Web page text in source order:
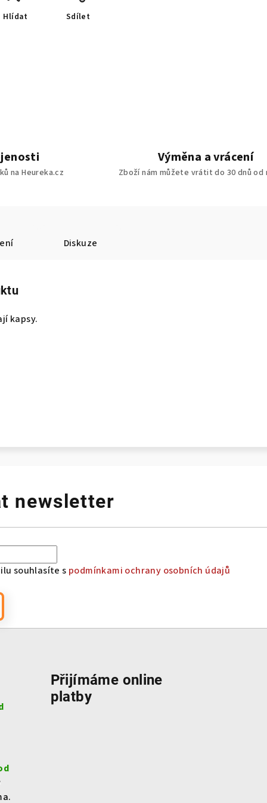
Hlídat Sdílet
na Heureka.cz
Výměna a vrácení
Zboží nám můžete vrátit do 30 dnů od
Diskuze
kapsy.
newsletter
souhlasíte s podmínkami ochrany osobních údajů
Přijímáme online
platby